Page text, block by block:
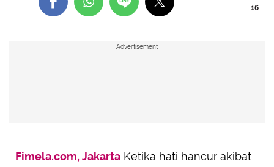
16
Advertisement
Fimela.com, Jakarta Ketika hati hancur akibat